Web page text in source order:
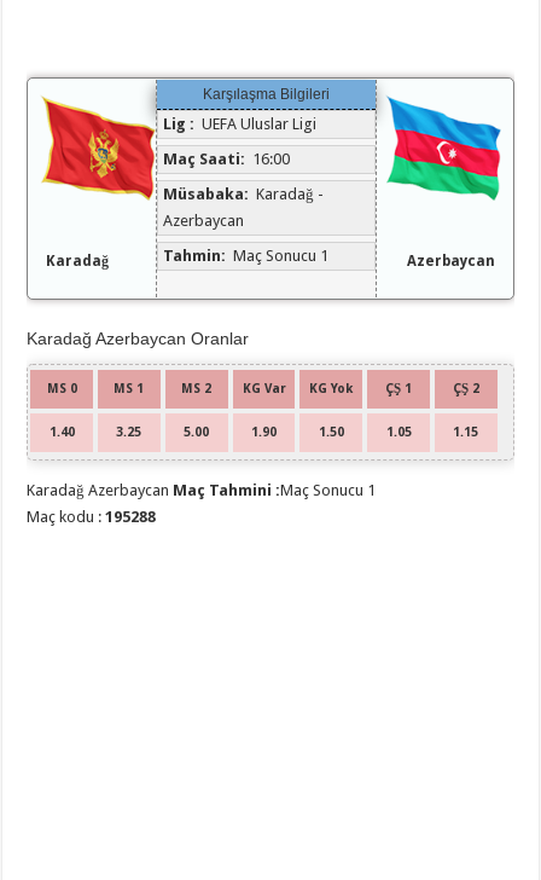
Karadağ
Karşılaşma Bilgileri
Lig : UEFA Uluslar Ligi
Maç Saati: 16:00
Müsabaka: Karadağ -
Azerbaycan
Tahmin: Maç Sonucu 1 Azerbaycan
Karadağ Azerbaycan Oranlar
MS 0 MS 1 MS 2 KG Var KG Yok ÇŞ 1 ÇŞ 2
1.40 3.25 5.00 1.90 1.50 1.05 1.15
Karadağ Azerbaycan Maç Tahmini :Maç Sonucu 1
Maç kodu :195288